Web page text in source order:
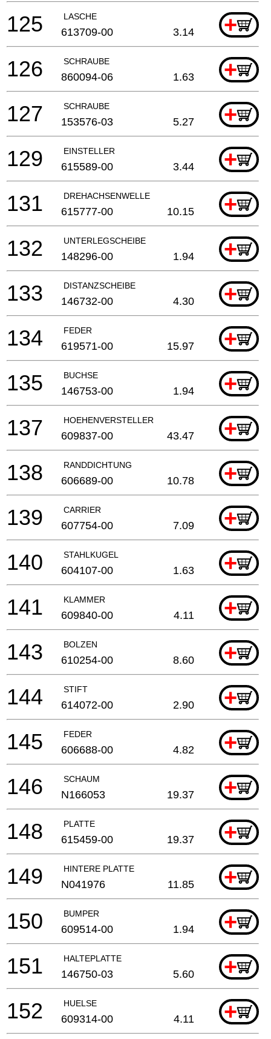
LASCHE +
125 613709-00 3.14
SCHRAUBE +
126 860094-06 1.63
SCHRAUBE +
127 153576-03 5.27
EINSTELLER +
129 615589-00 3.44
DREHACHSENWELLE +
131 615777-00 10.15
UNTERLEGSCHEIBE +
132 148296-00 1.94
DISTANZSCHEIBE +
133 146732-00 4.30
FEDER +
134 619571-00 15.97
BUCHSE +
135 146753-00 1.94
HOEHENVERSTELLER +
137 609837-00 43.47
RANDDICHTUNG +
138 606689-00 10.78
CARRIER +
139 607754-00 7.09
STAHLKUGEL +
140 604107-00 1.63
KLAMMER +
141 609840-00 4.11
BOLZEN +
143 610254-00 8.60
STIFT +
144 614072-00 2.90
FEDER +
145 606688-00 4.82
SCHAUM +
146 N166053 19.37
PLATTE +
148 615459-00 19.37
HINTERE PLATTE +
149 N041976 11.85
BUMPER +
150 609514-00 1.94
HALTEPLATTE +
151 146750-03 5.60
HUELSE +
152 609314-00 4.11